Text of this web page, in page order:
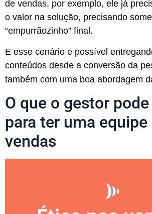
de vendas, por exemplo, ele já
o valor na solução, precisando
“empurrãozinho” final.
E esse cenário é possível
conteúdos desde a conversão da
também com uma boa abordagem
O que o gestor
para ter uma
vendas